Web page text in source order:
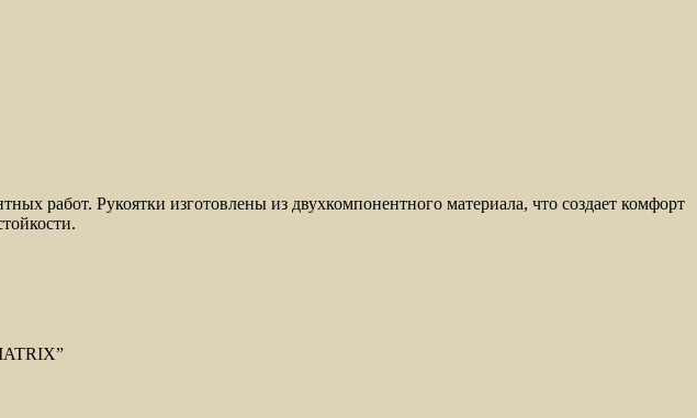
работ. Рукоятки изготовлены из двухкомпонентного материала, что создает комфорт